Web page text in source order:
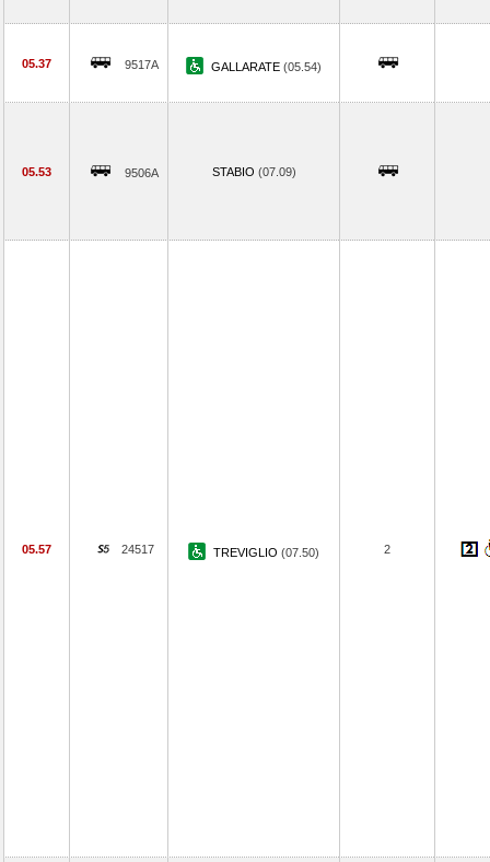
05.37 9517A GALLARATE (05.54)
05.53 9506A STABIO (07.09)
05.57 24517 TREVIGLIO (07.50) 2